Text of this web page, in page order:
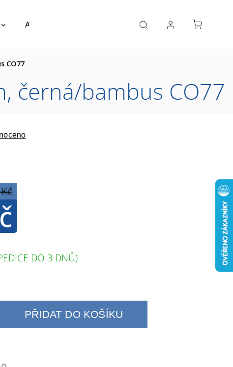
Akce a výprodej Návrh koupelny Reference
CO77
černá/bambus CO77
DO 3 DNŮ)
PŘIDAT DO KOŠÍKU